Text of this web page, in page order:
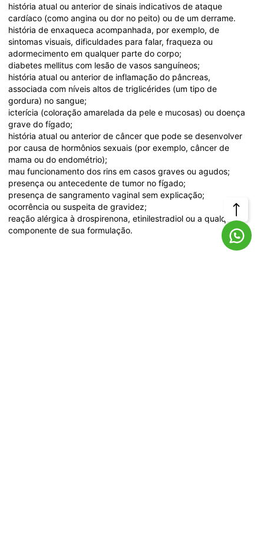
história atual ou anterior de sinais indicativos de ataque
cardíaco (como angina ou dor no peito) ou de um derrame.
história de enxaqueca acompanhada, por exemplo, de
sintomas visuais, dificuldades para falar, fraqueza ou
adormecimento em qualquer parte do corpo;
diabetes mellitus com lesão de vasos sanguíneos;
história atual ou anterior de inflamação do pâncreas,
associada com níveis altos de triglicérides (um tipo de
gordura) no sangue;
icterícia (coloração amarelada da pele e mucosas) ou doença
grave do fígado;
história atual ou anterior de câncer que pode se desenvolver
por causa de hormônios sexuais (por exemplo, câncer de
mama ou do endométrio);
mau funcionamento dos rins em casos graves ou agudos;
presença ou antecedente de tumor no fígado;
presença de sangramento vaginal sem explicação;
ocorrência ou suspeita de gravidez;
reação alérgica à drospirenona, etinilestradiol ou a qualquer
componente de sua formulação.